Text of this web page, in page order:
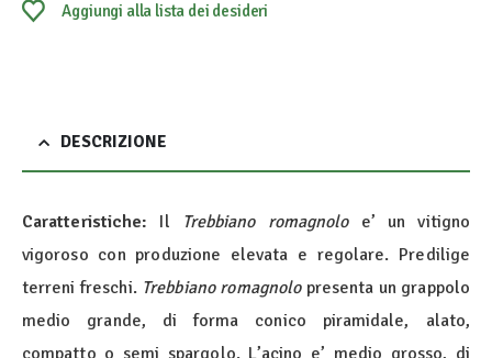
Aggiungi alla lista dei desideri
DESCRIZIONE
Caratteristiche: Il Trebbiano romagnoloe’ un vitigno
vigoroso con produzione elevata e regolare. Predilige
terreni freschi. Trebbiano romagnolopresenta un grappolo
medio grande, di forma conico piramidale, alato,